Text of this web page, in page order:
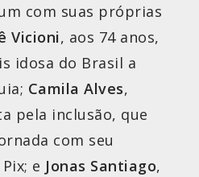
com suas próprias
Vicioni, aos 74 anos,
idosa do Brasil a
Camila Alves,
pela inclusão, que
com seu
e Jonas Santiago,